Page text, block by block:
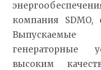
компания SDMO,
генераторные
высоким